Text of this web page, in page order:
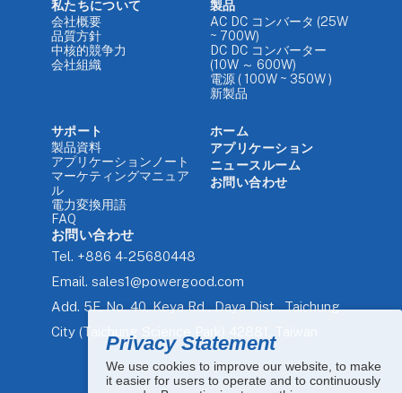
Privacy Statement
We use cookies to improve our website, to make
it easier for users to operate and to continuously
私たちについて
会社概要
品質方針
中核的競争力
会社組織
製品
AC DC コンバータ (25W
~ 700W)
DC DC コンバーター
(10W ～ 600W)
電源 ( 100W ~ 350W )
新製品
サポート
製品資料
アプリケーションノート
マーケティングマニュア
ル
電力変換用語
FAQ
ホーム
アプリケーション
ニュースルーム
お問い合わせ
お問い合わせ
Tel. +886 4-25680448
Email. sales1@powergood.com
Add. 5F, No. 40, Keya Rd., Daya Dist., Taichung
City (Taichung Science Park) 42881, Taiwan